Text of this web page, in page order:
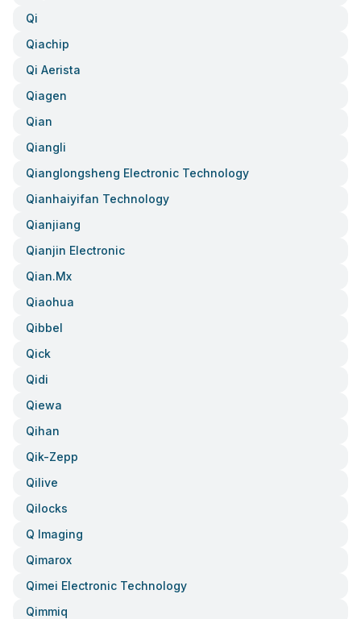
Qi
Qiachip
Qi Aerista
Qiagen
Qian
Qiangli
Qianglongsheng Electronic Technology
Qianhaiyifan Technology
Qianjiang
Qianjin Electronic
Qian.mx
Qiaohua
Qibbel
Qick
Qidi
Qiewa
Qihan
Qik-Zepp
Qilive
Qilocks
Q Imaging
Qimarox
Qimei Electronic Technology
Qimmiq